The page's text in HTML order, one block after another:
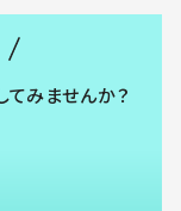
てみませんか？